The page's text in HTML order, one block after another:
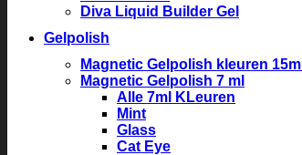
Diva Liquid Builder Gel
Gelpolish
Magnetic Gelpolish kleuren 15ml
Magnetic Gelpolish 7 ml
Alle 7ml KLeuren
Mint
Glass
Cat Eye